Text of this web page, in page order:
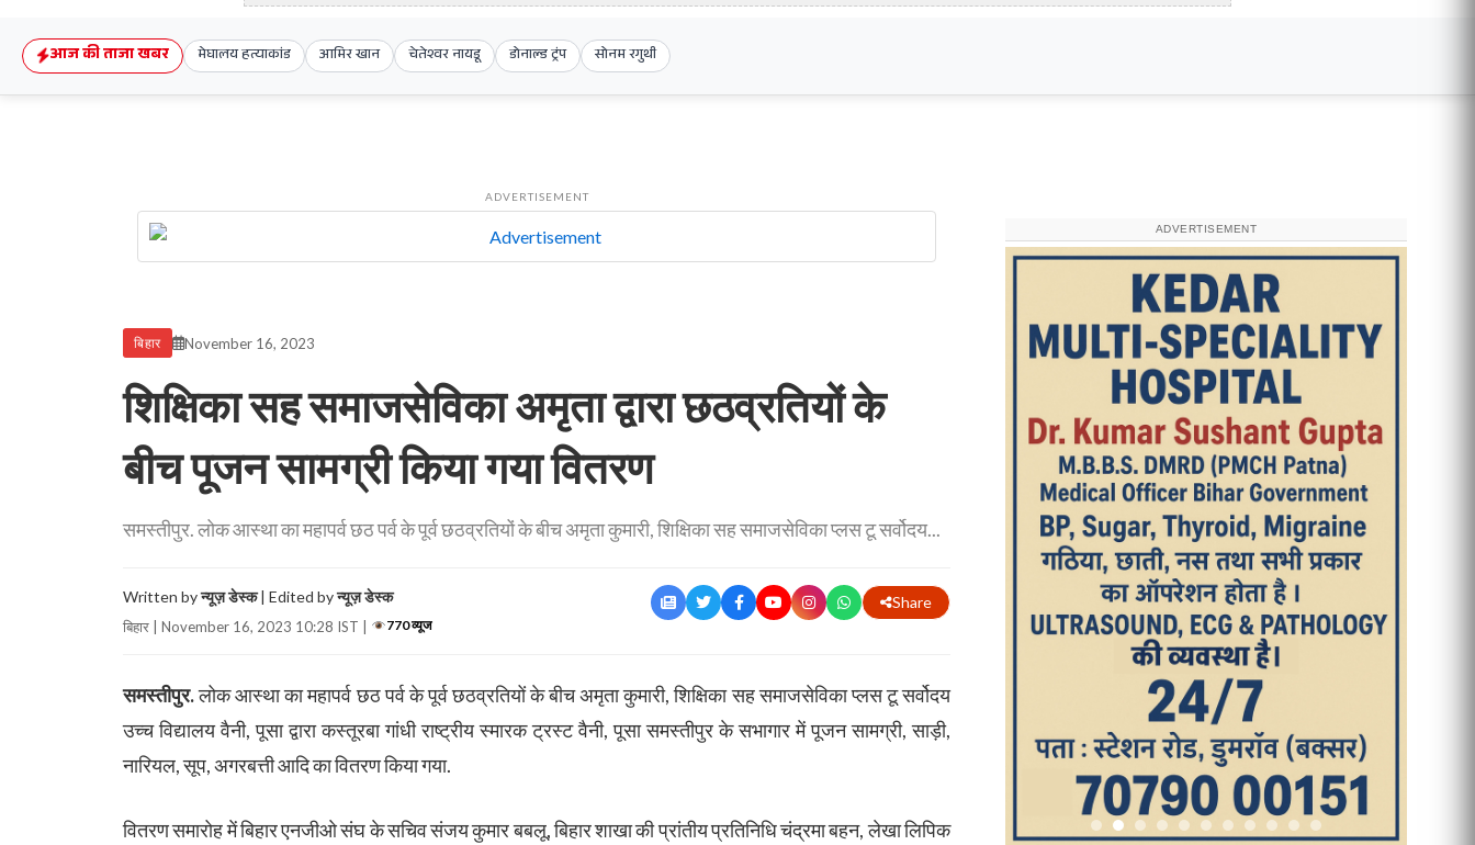
आज की ताजा खबर मेघालय हत्याकांड आमिर खान चेतेश्वर नायडू डोनाल्ड ट्रंप सोनम रगुथी
ADVERTISEMENT
बिहार November 16, 2023
शिक्षिका सह समाजसेविका अमृता द्वारा छठव्रतियों के
बीच पूजन सामग्री किया गया वितरण
समस्तीपुर. लोक आस्था का महापर्व छठ पर्व के पूर्व छठव्रतियों के बीच अमृता कुमारी, शिक्षिका सह समाजसेविका प्लस टू सर्वोदय...
Written byन्यूज़ डेस्क| Edited byन्यूज़ डेस्क
बिहार | November 16, 2023 10:28 IST | 770 व्यूज
Share
समस्तीपुर.लोक आस्था का महापर्व छठ पर्व के पूर्व छठव्रतियों के बीच अमृता कुमारी, शिक्षिका सह समाजसेविका प्लस टू सर्वोदय
उच्च विद्यालय वैनी, पूसा द्वारा कस्तूरबा गांधी राष्ट्रीय स्मारक ट्रस्ट वैनी, पूसा समस्तीपुर के सभागार में पूजन सामग्री, साड़ी,
नारियल, सूप, अगरबत्ती आदि का वितरण किया गया.
वितरण समारोह में बिहार एनजीओ संघ के सचिव संजय कुमार बबलू, बिहार शाखा की प्रांतीय प्रतिनिधि चंद्रमा बहन, लेखा लिपिक
ADVERTISEMENT
आज का पन्ना
TRENDING POSTS